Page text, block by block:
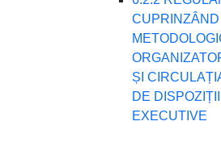
ȘI
DE
EXECUTIVE